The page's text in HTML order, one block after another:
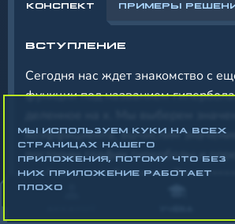
ВСТУПЛЕНИЕ
Сегодня нас ждет знакомство с
функции под названием
коэффициента, вычислим
построим график гиперболы и
свойства и особенности. Этот
будет неизменным при изучении
КОНСПЕКТ ПРИМЕРЫ
МЫ ИСПОЛЬЗУЕМ КУКИ НА ВСЕХ
СТРАНИЦАХ НАШЕГО
ПРИЛОЖЕНИЯ, ПОТОМУ ЧТО БЕЗ
НИХ ПРИЛОЖЕНИЕ РАБОТАЕТ
ПЛОХО